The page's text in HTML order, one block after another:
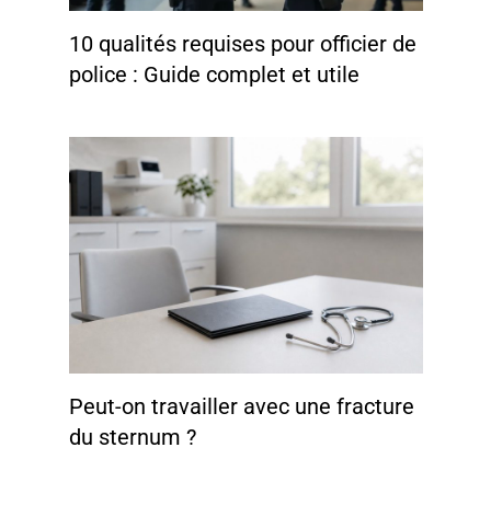
10 qualités requises pour officier de
police : Guide complet et utile
Peut-on travailler avec une fracture
du sternum ?